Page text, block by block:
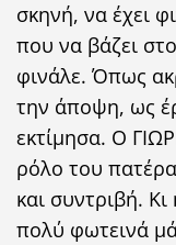
σκηνή, να έχει
που να βάζει
φινάλε. Όπως
την άποψη, ως
εκτίμησα. Ο
ρόλο του
και συντριβή.
πολύ φωτεινά